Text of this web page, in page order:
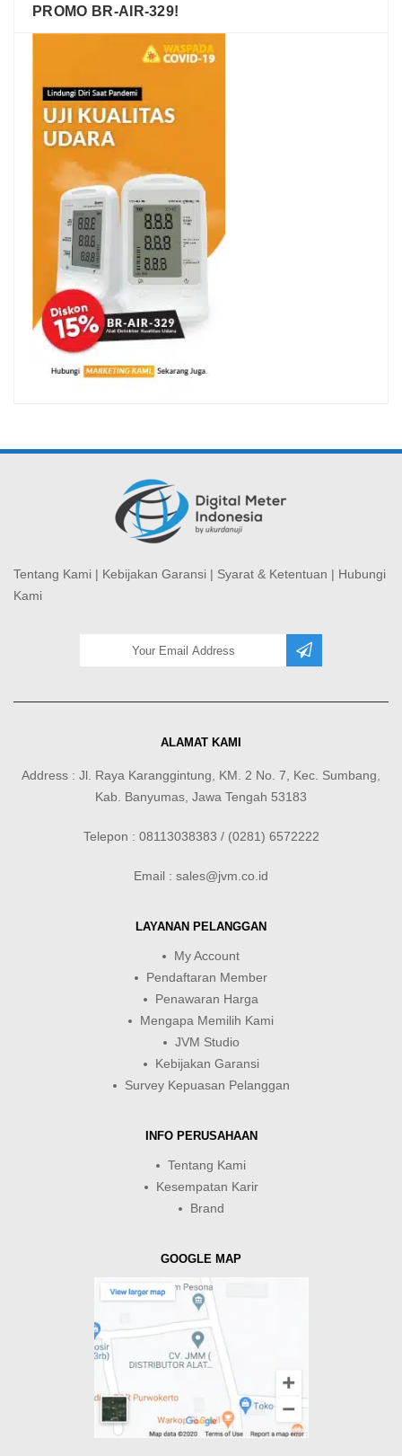
PROMO BR-AIR-329!
Tentang Kami | Kebijakan Garansi | Syarat & Ketentuan | Hubungi
Kami
ALAMAT KAMI
Address : Jl. Raya Karanggintung, KM. 2 No. 7, Kec. Sumbang,
Kab. Banyumas, Jawa Tengah 53183
Telepon : 08113038383 / (0281) 6572222
Email : sales@jvm.co.id
LAYANAN PELANGGAN
My Account
Pendaftaran Member
Penawaran Harga
Mengapa Memilih Kami
JVM Studio
Kebijakan Garansi
Survey Kepuasan Pelanggan
INFO PERUSAHAAN
Tentang Kami
Kesempatan Karir
Brand
GOOGLE MAP